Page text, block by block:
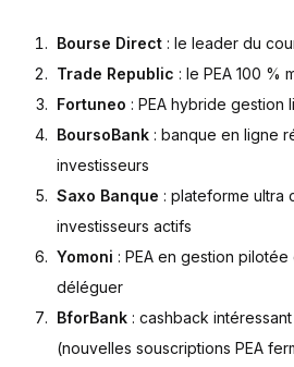
Bourse Direct : le leader du
Trade Republic : le PEA 100 %
Fortuneo : PEA hybride gestion
BoursoBank : banque en ligne
investisseurs
Saxo Banque : plateforme ultra
investisseurs actifs
Yomoni : PEA en gestion
déléguer
BforBank : cashback
(nouvelles souscriptions PEA